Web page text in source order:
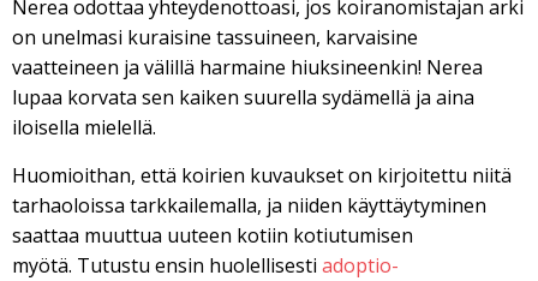
Nerea odottaa yhteydenottoasi, jos koiranomistajan arki
on unelmasi kuraisine tassuineen, karvaisine
vaatteineen ja välillä harmaine hiuksineenkin! Nerea
lupaa korvata sen kaiken suurella sydämellä ja aina
iloisella mielellä.
Huomioithan, että koirien kuvaukset on kirjoitettu niitä
tarhaoloissa tarkkailemalla, ja niiden käyttäytyminen
saattaa muuttua uuteen kotiin kotiutumisen
myötä. Tutustu ensin huolellisesti adoptio-